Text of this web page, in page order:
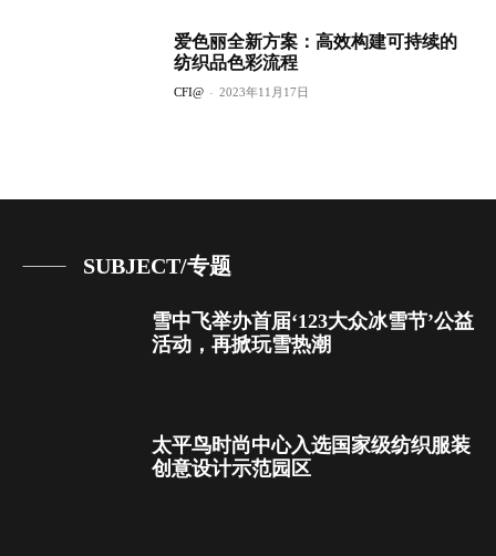
爱色丽全新方案：高效构建可持续的
纺织品色彩流程
CFI@ - 2023年11月17日
SUBJECT/专题
雪中飞举办首届‘123大众冰雪节’公益
活动，再掀玩雪热潮
太平鸟时尚中心入选国家级纺织服装
创意设计示范园区